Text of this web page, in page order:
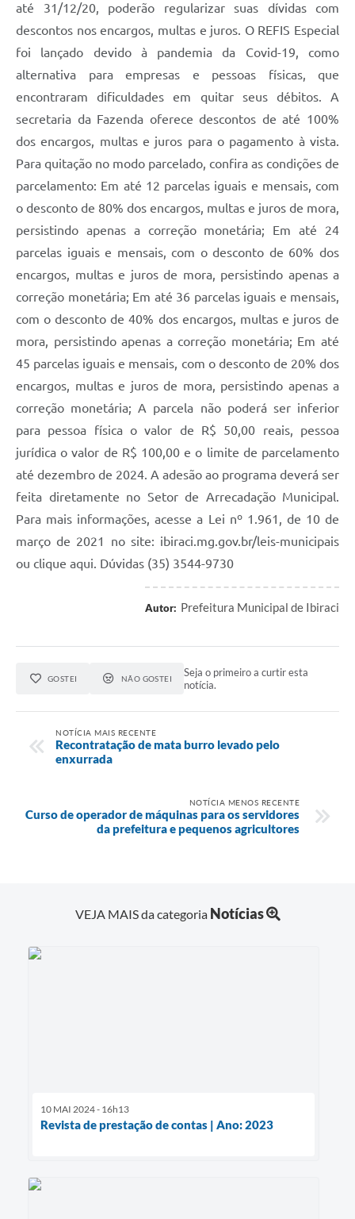
até 31/12/20, poderão regularizar suas dívidas com
descontos nos encargos, multas e juros. O REFIS Especial
foi lançado devido à pandemia da Covid-19, como
alternativa para empresas e pessoas físicas, que
encontraram dificuldades em quitar seus débitos. A
secretaria da Fazenda oferece descontos de até 100%
dos encargos, multas e juros para o pagamento à vista.
Para quitação no modo parcelado, confira as condições de
parcelamento: Em até 12 parcelas iguais e mensais, com
o desconto de 80% dos encargos, multas e juros de mora,
persistindo apenas a correção monetária; Em até 24
parcelas iguais e mensais, com o desconto de 60% dos
encargos, multas e juros de mora, persistindo apenas a
correção monetária; Em até 36 parcelas iguais e mensais,
com o desconto de 40% dos encargos, multas e juros de
mora, persistindo apenas a correção monetária; Em até
45 parcelas iguais e mensais, com o desconto de 20% dos
encargos, multas e juros de mora, persistindo apenas a
correção monetária; A parcela não poderá ser inferior
para pessoa física o valor de R$ 50,00 reais, pessoa
jurídica o valor de R$ 100,00 e o limite de parcelamento
até dezembro de 2024. A adesão ao programa deverá ser
feita diretamente no Setor de Arrecadação Municipal.
Para mais informações, acesse a Lei nº 1.961, de 10 de
março de 2021 no site: ibiraci.mg.gov.br/leis-municipais
ou clique aqui. Dúvidas (35) 3544-9730
Autor: Prefeitura Municipal de Ibiraci
GOSTEI NÃO GOSTEI
Seja o primeiro a curtir esta
notícia.
NOTÍCIA MAIS RECENTE
Recontratação de mata burro levado pelo
enxurrada
NOTÍCIA MENOS RECENTE
Curso de operador de máquinas para os servidores
da prefeitura e pequenos agricultores
VEJA MAIS da categoria Notícias
10 MAI 2024 - 16h13
Revista de prestação de contas | Ano: 2023